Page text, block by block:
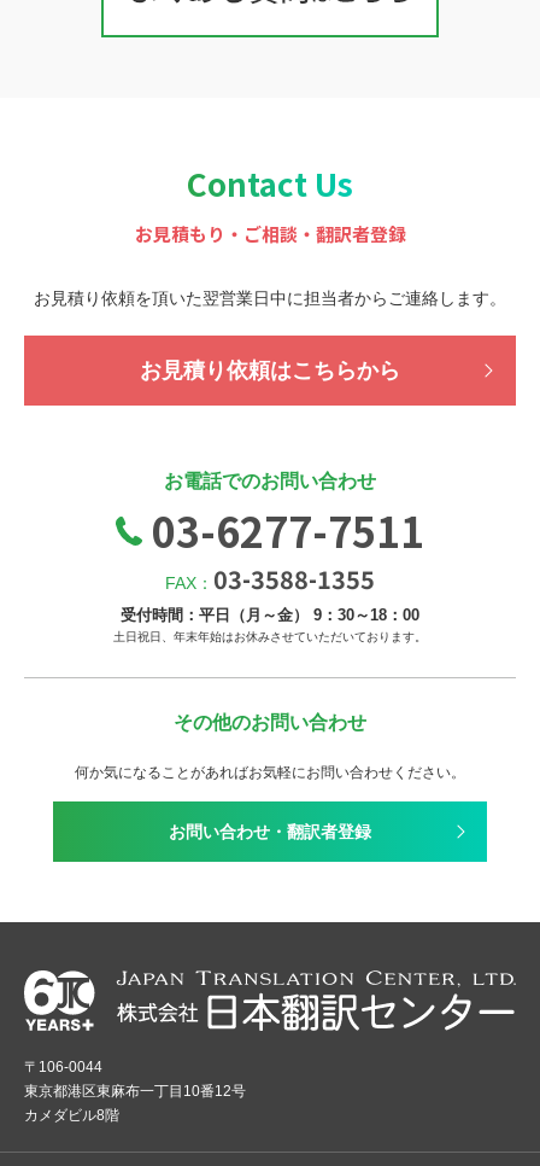
Contact Us
お見積もり・ご相談・翻訳者登録
お見積り依頼を頂いた翌営業日中に担当者からご連絡します。
お見積り依頼はこちらから
お電話でのお問い合わせ
03-6277-7511
FAX： 03-3588-1355
受付時間：平日（月～金） 9：30～18：00
土日祝日、年末年始はお休みさせていただいております。
その他のお問い合わせ
何か気になることがあればお気軽にお問い合わせください。
お問い合わせ・翻訳者登録
〒106-0044
東京都港区東麻布一丁目10番12号
カメダビル8階